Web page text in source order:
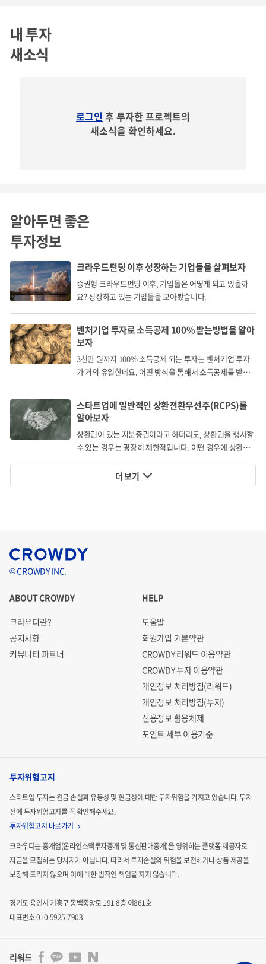
있으며, 실사용 환경에서 해결해야 할 기술적 한계가 많습니
다.
부족해 실외 환경에서 원활한 주행이 어렵습니다. 또한, 소비
전력이 과다하여 배터리 지속 시간이 짧고, 자동 충전 시스템
보행약자를 케어하는
자율주행 스마트휠체어로봇 휠리체어
사람에게 이동의 원활함은 단순한 편의가 아니라, 삶의 방식
을 결정하는 중요한 요소입니다. 우리는 기존 휠체어의 한계
를 뛰어넘어, 안전하고 스마트한 이동을 제공하는
스마트 휠체어로봇 ‘휠리체어’
를 개발했습니다. 휠리체어는
누구나 자유롭게 이동할 수 있도록 돕는 혁신적인 모빌리티
솔루션입니다.
1. 실생활에서 사용할 수 있는 자율주행 기능
기존 자율주행 휠체어는 연구실 수준에 머물러 있어 실제로
nd Ranging), 3D 거리 감지 센서(dToF)와 인공지능 기술
을 적용해,사용자가 목적지만 설정하면 스스로 이동하는 자
은 휠체어가 필요한 곳에서는
멀리 떨어진 곳에서도 휠체어
내 투자
새소식
로그인 후 투자한 프로젝트의
새소식을 확인하세요.
알아두면 좋은
투자정보
크라우드펀딩 이후 성장하는 기업들을 살펴보자
증권형 크라우드펀딩 이후, 기업들은 어떻게 되고 있을까
요? 성장하고 있는 기업들을 모아봤습니다.
벤처기업 투자로 소득공제 100% 받는방법을 알아
보자
3천만 원까지 100% 소득공제 되는 투자는 벤처기업 투자
가 거의 유일한데요. 어떤 방식을 통해서 소득공제를 받게
스타트업에 일반적인 상환전환우선주(RCPS)를
알아보자
상환권이 있는 지분증권이라고 하더라도, 상환권을 행사할
수 있는 경우는 굉장히 제한적입니다. 어떤 경우에 상환권
더 보기
© CROWDY INC.
ABOUT CROWDY
크라우디란?
공지사항
커뮤니티 파트너
HELP
도움말
회원가입 기본약관
CROWDY 리워드 이용약관
CROWDY 투자 이용약관
개인정보 처리방침(리워드)
개인정보 처리방침(투자)
신용정보 활용체제
포인트 세부 이용기준
투자위험고지
스타트업 투자는 원금 손실과 유동성 및 현금성에 대한 투자위험을 가지고 있습니다.투자
전에 투자위험고지를 꼭 확인해주세요.
투자위험고지 바로가기
크라우디는 중개업(온라인소액투자중개 및 통신판매중개)을 영위하는 플랫폼 제공자로
자금을 모집하는당사자가 아닙니다. 따라서 투자손실의 위험을 보전하거나 상품 제공을
보장해 드리지 않으며 이에 대한 법적인 책임을 지지 않습니다.
경기도 용인시 기흥구 동백중앙로 191 8층 이861호
대표번호 010-5925-7903
리워드